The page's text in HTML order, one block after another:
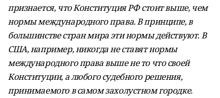
признается, что Конституция РФ стоит выше, чем
нормы международного права. В принципе, в
большинстве стран мира эти нормы действуют. В
США, например, никогда не ставят нормы
международного права выше не то что своей
Конституции, а любого судебного решения,
принимаемого в самом захолустном городке.